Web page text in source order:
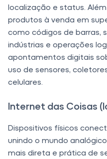
localização e status.
produtos à venda em
como códigos de barras,
indústrias e operações
apontamentos digitais
uso de sensores,
celulares.
Internet das Coisas
Dispositivos físicos
unindo o mundo
mais direta e prática de